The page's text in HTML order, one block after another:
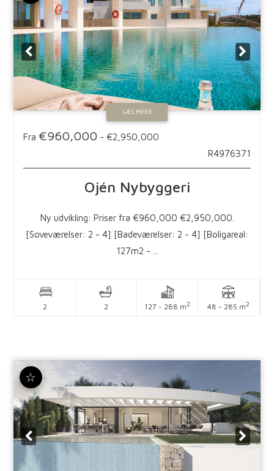
LÆS MERE
Fra €960,000 - €2,950,000
R4976371
Ojén Nybyggeri
Ny udvikling: Priser fra €960,000 €2,950,000.
[Soveværelser: 2 - 4] [Badeværelser: 2 - 4] [Boligareal:
127m2 - ...
2 2 127 - 288 m2 48 - 285 m2
☆